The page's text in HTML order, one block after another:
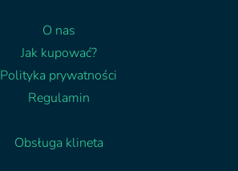
O nas
Jak kupować?
Polityka prywatności
Regulamin
Obsługa klineta